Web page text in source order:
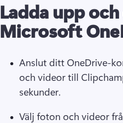
Ladda upp
Microsoft
Anslut ditt OneDrive-
och videor till
sekunder.
Välj foton och videor